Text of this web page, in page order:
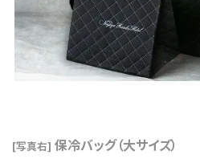
[写真右] 保冷バッグ（大サイズ）